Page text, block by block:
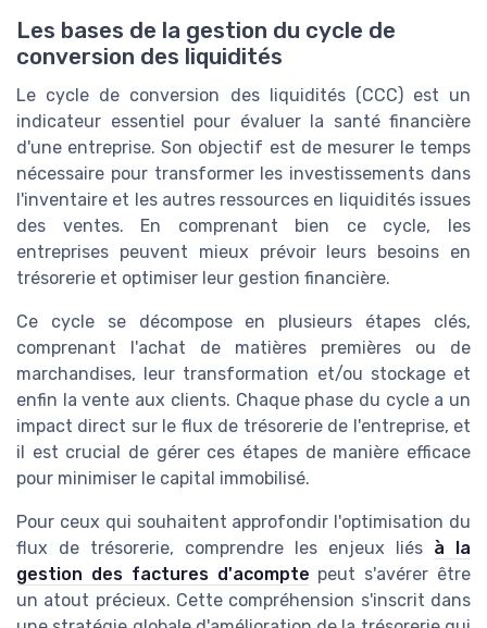
Les bases de la gestion du cycle de
conversion des liquidités
Le cycle de conversion des liquidités (CCC) est un
indicateur essentiel pour évaluer la santé financière
d'une entreprise. Son objectif est de mesurer le temps
nécessaire pour transformer les investissements dans
l'inventaire et les autres ressources en liquidités issues
des ventes. En comprenant bien ce cycle, les
entreprises peuvent mieux prévoir leurs besoins en
trésorerie et optimiser leur gestion financière.
Ce cycle se décompose en plusieurs étapes clés,
comprenant l'achat de matières premières ou de
marchandises, leur transformation et/ou stockage et
enfin la vente aux clients. Chaque phase du cycle a un
impact direct sur le flux de trésorerie de l'entreprise, et
il est crucial de gérer ces étapes de manière efficace
pour minimiser le capital immobilisé.
Pour ceux qui souhaitent approfondir l'optimisation du
flux de trésorerie, comprendre les enjeux liés à la
gestion des factures d'acompte peut s'avérer être
un atout précieux. Cette compréhension s'inscrit dans